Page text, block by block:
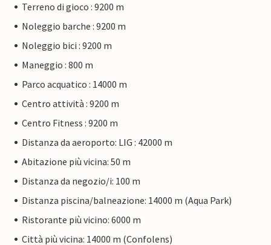
Terreno di gioco : 9200 m
Noleggio barche : 9200 m
Noleggio bici : 9200 m
Maneggio : 800 m
Parco acquatico : 14000 m
Centro attività : 9200 m
Centro Fitness : 9200 m
Distanza da aeroporto: LIG : 42000 m
Abitazione più vicina: 50 m
Distanza da negozio/i: 100 m
Distanza piscina/balneazione: 14000 m (Aqua Park)
Ristorante più vicino: 6000 m
Città più vicina: 14000 m (Confolens)